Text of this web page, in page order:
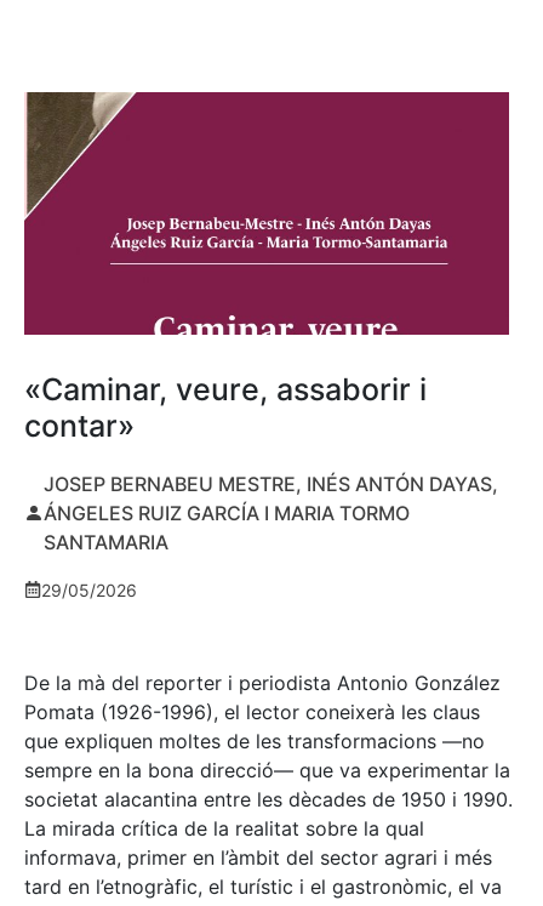
«Caminar, veure, assaborir i
contar»
JOSEP BERNABEU MESTRE, INÉS ANTÓN DAYAS,
ÁNGELES RUIZ GARCÍA I MARIA TORMO
SANTAMARIA
29/05/2026
De la mà del reporter i periodista Antonio González
Pomata (1926-1996), el lector coneixerà les claus
que expliquen moltes de les transformacions —no
sempre en la bona direcció— que va experimentar la
societat alacantina entre les dècades de 1950 i 1990.
La mirada crítica de la realitat sobre la qual
informava, primer en l’àmbit del sector agrari i més
tard en l’etnogràfic, el turístic i el gastronòmic, el va